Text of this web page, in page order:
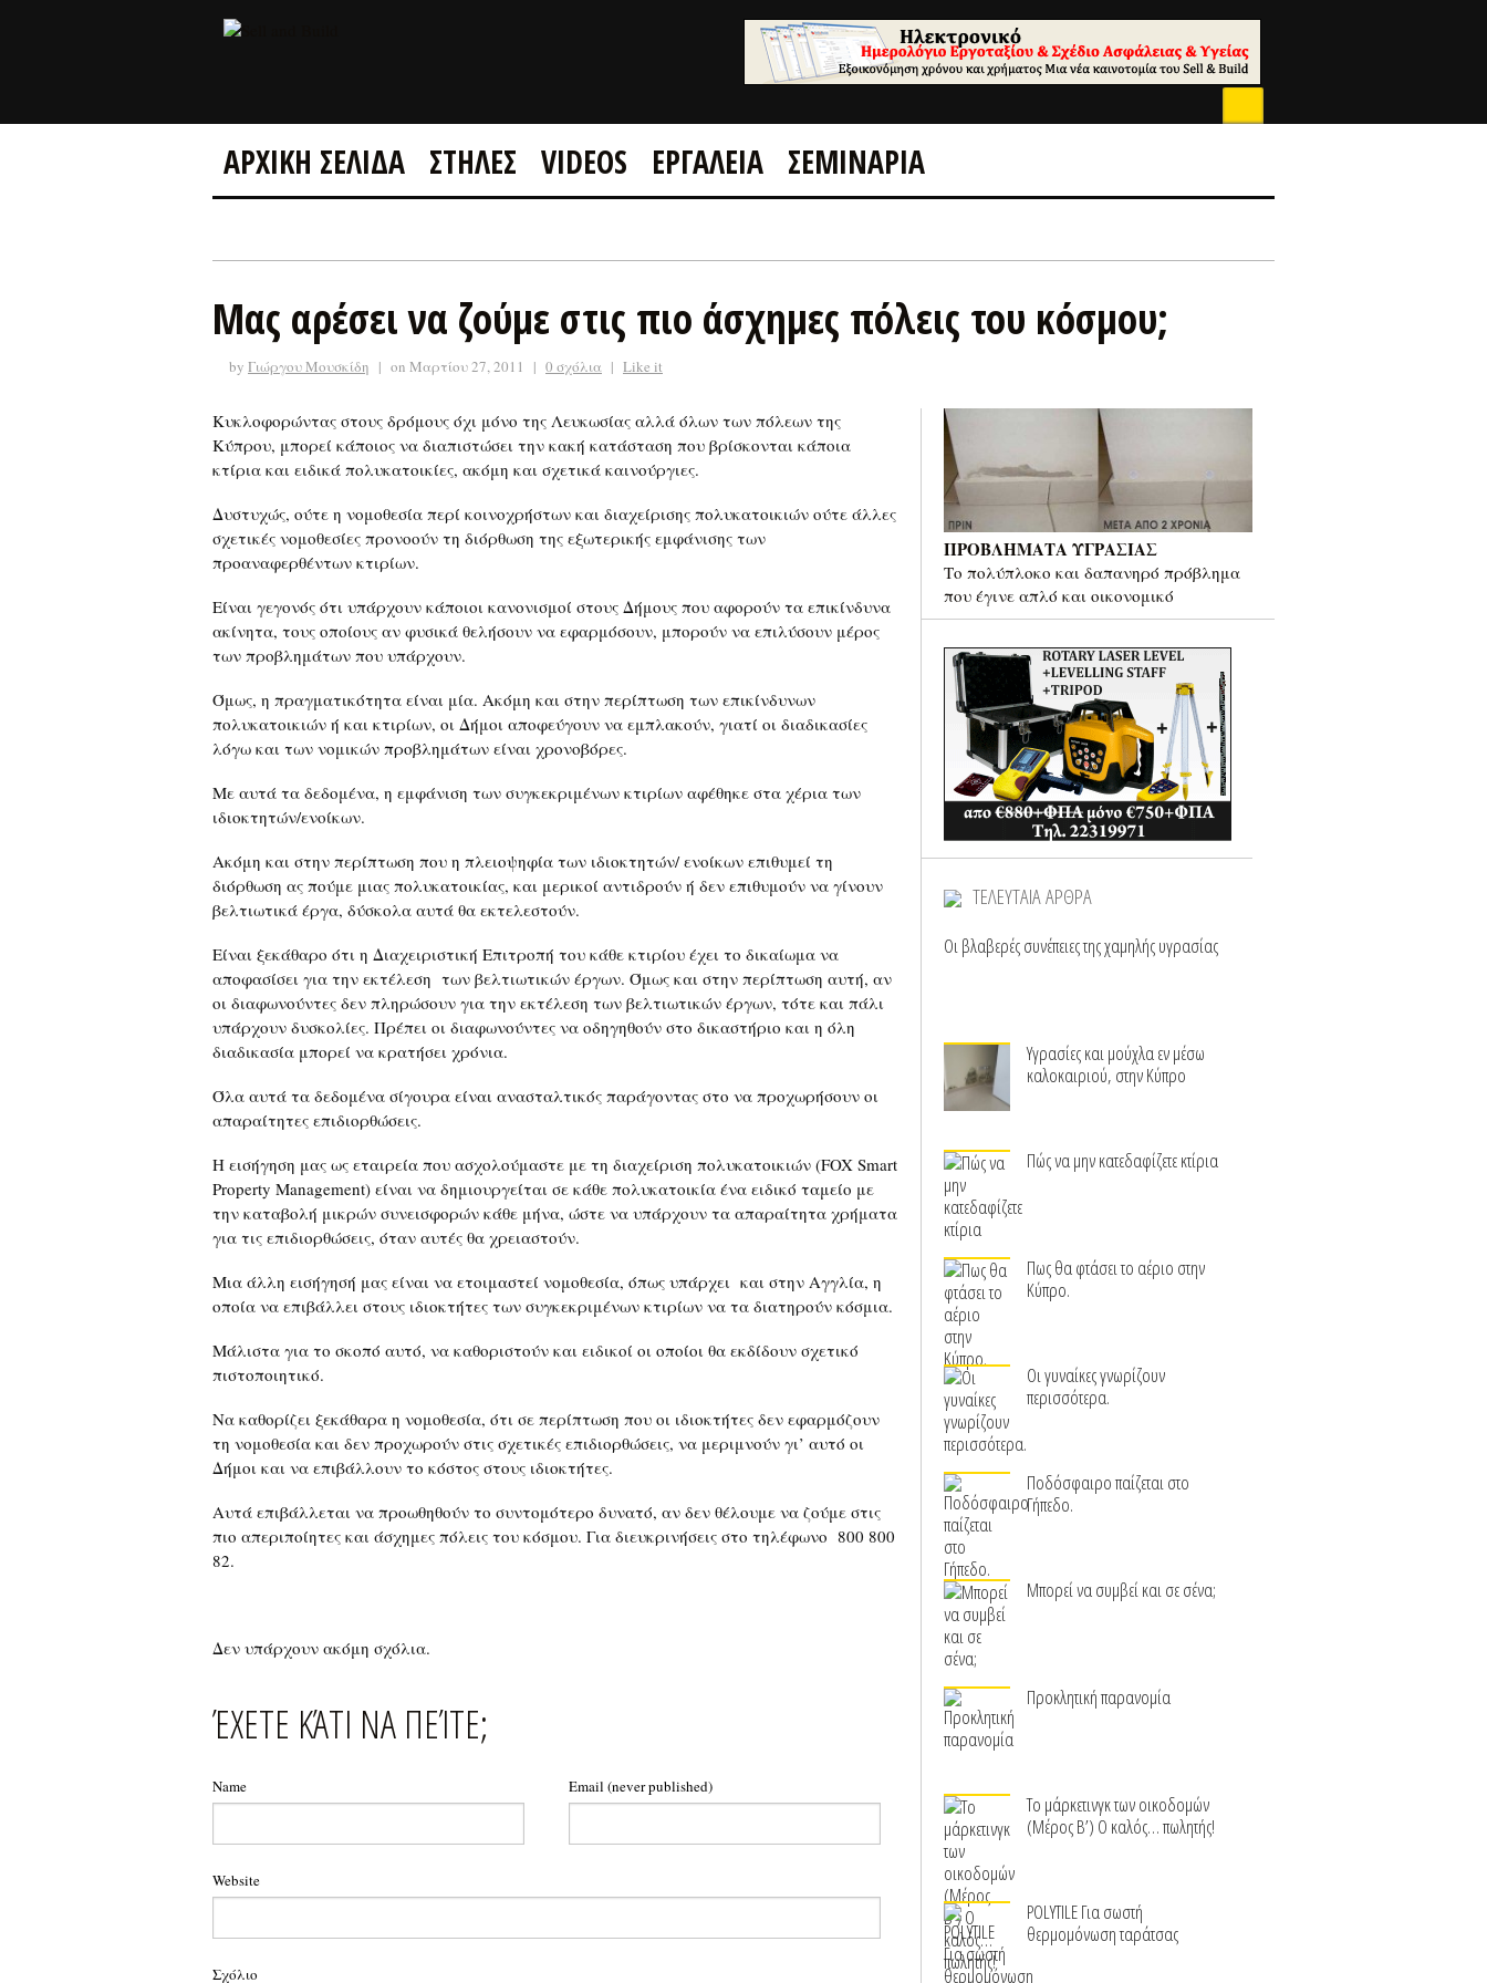
ΑΡΧΙΚΗ ΣΕΛΙΔΑ ΣΤΗΛΕΣ VIDEOS ΕΡΓΑΛΕΙΑ ΣΕΜΙΝΑΡΙΑ
Μας αρέσει να ζούμε στις πιο άσχημες πόλεις του κόσμου;
by Γιώργου Μουσκίδη | on Μαρτίου 27, 2011 | 0 σχόλια | Like it
Κυκλοφορώντας στους δρόμους όχι μόνο της Λευκωσίας αλλά όλων των πόλεων της
Κύπρου, μπορεί κάποιος να διαπιστώσει την κακή κατάσταση που βρίσκονται κάποια
κτίρια και ειδικά πολυκατοικίες, ακόμη και σχετικά καινούργιες.
Δυστυχώς, ούτε η νομοθεσία περί κοινοχρήστων και διαχείρισης πολυκατοικιών ούτε άλλες
σχετικές νομοθεσίες προνοούν τη διόρθωση της εξωτερικής εμφάνισης των
προαναφερθέντων κτιρίων.
Είναι γεγονός ότι υπάρχουν κάποιοι κανονισμοί στους Δήμους που αφορούν τα επικίνδυνα
ακίνητα, τους οποίους αν φυσικά θελήσουν να εφαρμόσουν, μπορούν να επιλύσουν μέρος
των προβλημάτων που υπάρχουν.
Όμως, η πραγματικότητα είναι μία. Ακόμη και στην περίπτωση των επικίνδυνων
πολυκατοικιών ή και κτιρίων, οι Δήμοι αποφεύγουν να εμπλακούν, γιατί οι διαδικασίες
λόγω και των νομικών προβλημάτων είναι χρονοβόρες.
Με αυτά τα δεδομένα, η εμφάνιση των συγκεκριμένων κτιρίων αφέθηκε στα χέρια των
ιδιοκτητών/ενοίκων.
Ακόμη και στην περίπτωση που η πλειοψηφία των ιδιοκτητών/ ενοίκων επιθυμεί τη
διόρθωση ας πούμε μιας πολυκατοικίας, και μερικοί αντιδρούν ή δεν επιθυμούν να γίνουν
βελτιωτικά έργα, δύσκολα αυτά θα εκτελεστούν.
Είναι ξεκάθαρο ότι η Διαχειριστική Επιτροπή του κάθε κτιρίου έχει το δικαίωμα να
αποφασίσει για την εκτέλεση των βελτιωτικών έργων. Όμως και στην περίπτωση αυτή, αν
οι διαφωνούντες δεν πληρώσουν για την εκτέλεση των βελτιωτικών έργων, τότε και πάλι
υπάρχουν δυσκολίες. Πρέπει οι διαφωνούντες να οδηγηθούν στο δικαστήριο και η όλη
διαδικασία μπορεί να κρατήσει χρόνια.
Όλα αυτά τα δεδομένα σίγουρα είναι ανασταλτικός παράγοντας στο να προχωρήσουν οι
απαραίτητες επιδιορθώσεις.
Η εισήγηση μας ως εταιρεία που ασχολούμαστε με τη διαχείριση πολυκατοικιών (FOX Smart
Property Management) είναι να δημιουργείται σε κάθε πολυκατοικία ένα ειδικό ταμείο με
την καταβολή μικρών συνεισφορών κάθε μήνα, ώστε να υπάρχουν τα απαραίτητα χρήματα
για τις επιδιορθώσεις, όταν αυτές θα χρειαστούν.
Μια άλλη εισήγησή μας είναι να ετοιμαστεί νομοθεσία, όπως υπάρχει και στην Αγγλία, η
οποία να επιβάλλει στους ιδιοκτήτες των συγκεκριμένων κτιρίων να τα διατηρούν κόσμια.
Μάλιστα για το σκοπό αυτό, να καθοριστούν και ειδικοί οι οποίοι θα εκδίδουν σχετικό
πιστοποιητικό.
Να καθορίζει ξεκάθαρα η νομοθεσία, ότι σε περίπτωση που οι ιδιοκτήτες δεν εφαρμόζουν
τη νομοθεσία και δεν προχωρούν στις σχετικές επιδιορθώσεις, να μεριμνούν γι’ αυτό οι
Δήμοι και να επιβάλλουν το κόστος στους ιδιοκτήτες.
Αυτά επιβάλλεται να προωθηθούν το συντομότερο δυνατό, αν δεν θέλουμε να ζούμε στις
πιο απεριποίητες και άσχημες πόλεις του κόσμου. Για διευκρινήσεις στο τηλέφωνο 800 800
82.
Δεν υπάρχουν ακόμη σχόλια.
ΈΧΕΤΕ ΚΆΤΙ ΝΑ ΠΕΊΤΕ;
Name Email (never published)
Website
Σχόλιο
ΠΡΟΒΛΗΜΑΤΑ ΥΓΡΑΣΙΑΣ
Το πολύπλοκο και δαπανηρό πρόβλημα
που έγινε απλό και οικονομικό
ΤΕΛΕΥΤΑΙΑ ΑΡΘΡΑ
Οι βλαβερές συνέπειες της χαμηλής υγρασίας
Υγρασίες και μούχλα εν μέσω
καλοκαιριού, στην Κύπρο
Πώς να μην κατεδαφίζετε κτίρια
Πως θα φτάσει το αέριο στην
Κύπρο.
Οι γυναίκες γνωρίζουν
περισσότερα.
Ποδόσφαιρο παίζεται στο
Γήπεδο.
Μπορεί να συμβεί και σε σένα;
Προκλητική παρανομία
Το μάρκετινγκ των οικοδομών
(Μέρος Β’) Ο καλός… πωλητής!
POLYTILE Για σωστή
θερμομόνωση ταράτσας